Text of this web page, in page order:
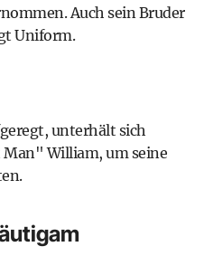
Auch sein Bruder
Uniform.
unterhält sich
William, um seine